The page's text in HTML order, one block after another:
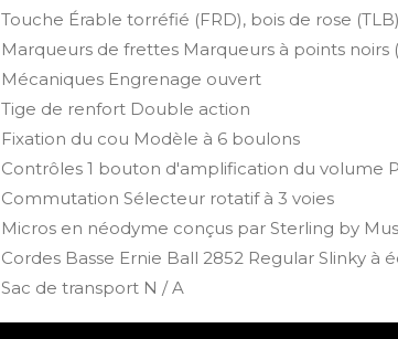
Touche Érable torréfié (FRD), bois de rose (TLB)
Marqueurs de frettes Marqueurs à points noirs
Mécaniques Engrenage ouvert
Tige de renfort Double action
Fixation du cou Modèle à 6 boulons
Contrôles 1 bouton d'amplification du volume
Commutation Sélecteur rotatif à 3 voies
Micros en néodyme conçus par Sterling by
Cordes Basse Ernie Ball 2852 Regular Slinky à
Sac de transport N / A